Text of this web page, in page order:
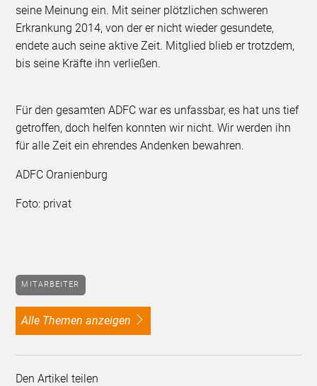
seine Meinung ein. Mit seiner plötzlichen schweren
Erkrankung 2014, von der er nicht wieder gesundete,
endete auch seine aktive Zeit. Mitglied blieb er trotzdem,
bis seine Kräfte ihn verließen.
Für den gesamten ADFC war es unfassbar, es hat uns tief
getroffen, doch helfen konnten wir nicht. Wir werden ihn
für alle Zeit ein ehrendes Andenken bewahren.
ADFC Oranienburg
Foto: privat
MITARBEITER
alle Themen anzeigen
Den Artikel teilen